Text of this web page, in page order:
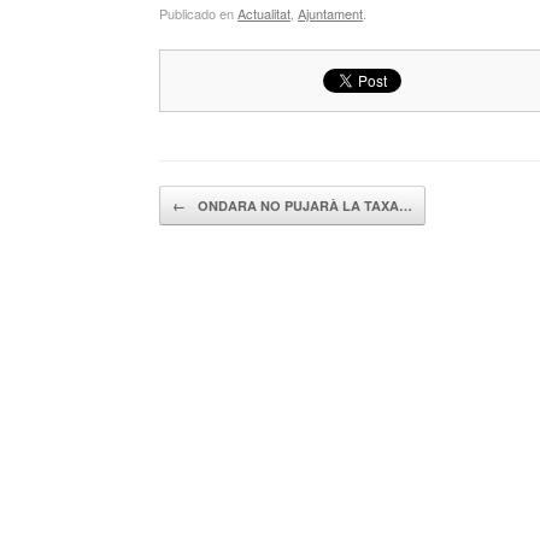
Publicado enActualitat Ajuntament
Navegador de artículos
← ONDARA NO PUJARÀ LA TAXA…